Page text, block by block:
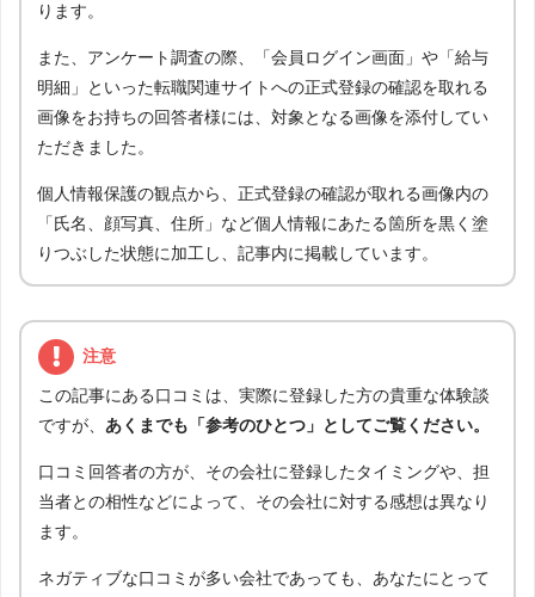
ります。
また、アンケート調査の際、「会員ログイン画面」や「給与
明細」といった転職関連サイトへの正式登録の確認を取れる
画像をお持ちの回答者様には、対象となる画像を添付してい
ただきました。
個人情報保護の観点から、正式登録の確認が取れる画像内の
「氏名、顔写真、住所」など個人情報にあたる箇所を黒く塗
りつぶした状態に加工し、記事内に掲載しています。
注意
この記事にある口コミは、実際に登録した方の貴重な体験談
ですが、 あくまでも「参考のひとつ」としてご覧ください。
口コミ回答者の方が、その会社に登録したタイミングや、担
当者との相性などによって、その会社に対する感想は異なり
ます。
ネガティブな口コミが多い会社であっても、あなたにとって